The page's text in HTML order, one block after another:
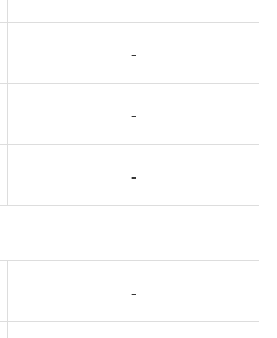
-
-
-
-